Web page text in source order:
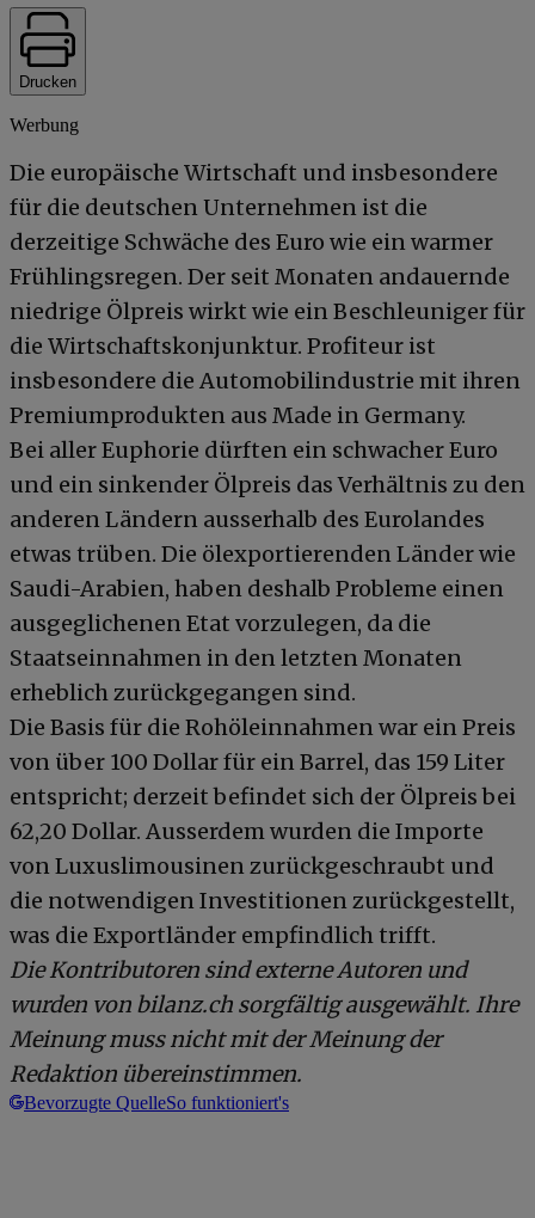
Drucken
Werbung
Die europäische Wirtschaft und insbesondere
für die deutschen Unternehmen ist die
derzeitige Schwäche des Euro wie ein warmer
Frühlingsregen. Der seit Monaten andauernde
niedrige Ölpreis wirkt wie ein Beschleuniger für
die Wirtschaftskonjunktur. Profiteur ist
insbesondere die Automobilindustrie mit ihren
Premiumprodukten aus Made in Germany.
Bei aller Euphorie dürften ein schwacher Euro
und ein sinkender Ölpreis das Verhältnis zu den
anderen Ländern ausserhalb des Eurolandes
etwas trüben. Die ölexportierenden Länder wie
Saudi-Arabien, haben deshalb Probleme einen
ausgeglichenen Etat vorzulegen, da die
Staatseinnahmen in den letzten Monaten
erheblich zurückgegangen sind.
Die Basis für die Rohöleinnahmen war ein Preis
von über 100 Dollar für ein Barrel, das 159 Liter
entspricht; derzeit befindet sich der Ölpreis bei
62,20 Dollar. Ausserdem wurden die Importe
von Luxuslimousinen zurückgeschraubt und
die notwendigen Investitionen zurückgestellt,
was die Exportländer empfindlich trifft.
Die Kontributoren sind externe Autoren und
wurden von bilanz.ch sorgfältig ausgewählt. Ihre
Meinung muss nicht mit der Meinung der
Redaktion übereinstimmen.
Bevorzugte QuelleSo funktioniert's